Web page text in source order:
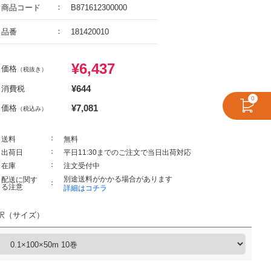
商品コード B871612300000
品番 181420010
価格 （税抜き） ¥6,437
消費税 ¥644
価格 （税込み） ¥7,081
送料
無料
出荷日
平日11:30までのご注文で当日出荷対応
在庫
注文受付中
配送に関す
る注意
別途送料がかかる場合があります
詳細はコチラ
（サイズ）
0